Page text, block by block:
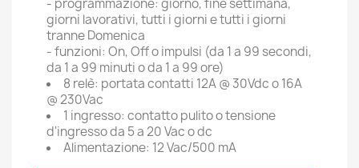
- programmazione: giorno, fine settimana,
giorni lavorativi, tutti i giorni e tutti i giorni
tranne Domenica
- funzioni: On, Off o impulsi (da 1 a 99 secondi,
da 1 a 99 minuti o da 1 a 99 ore)
8 relè: portata contatti 12A @ 30Vdc o 16A
@ 230Vac
1 ingresso: contatto pulito o tensione
d'ingresso da 5 a 20 Vac o dc
Alimentazione: 12 Vac/500 mA